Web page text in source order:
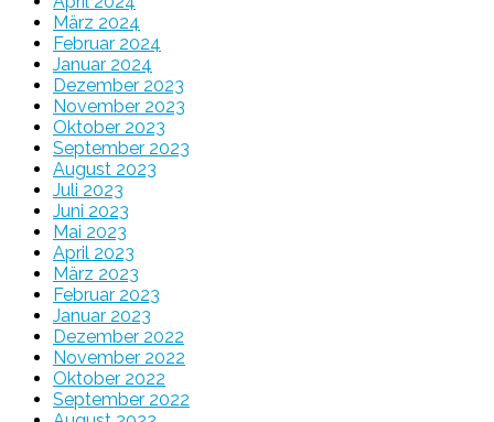
März 2024
Februar 2024
Januar 2024
Dezember 2023
November 2023
Oktober 2023
September 2023
August 2023
Juli 2023
Juni 2023
Mai 2023
April 2023
März 2023
Februar 2023
Januar 2023
Dezember 2022
November 2022
Oktober 2022
September 2022